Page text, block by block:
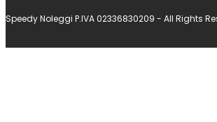
Speedy Noleggi P.IVA 02336830209 - All Rights